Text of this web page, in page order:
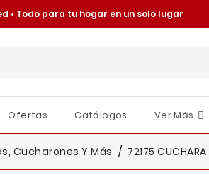
• Todo para tu hogar en un solo lugar
Ofertas Catálogos Ver Más
Cucharones Y Más 72175